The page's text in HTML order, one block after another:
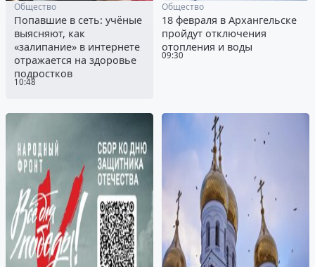
10:48
Общество
Попавшие в сеть: учёные
выясняют, как
«залипание» в интернете
отражается на здоровье
подростков
09:30
Общество
18 февраля в Архангельске
пройдут отключения
отопления и воды